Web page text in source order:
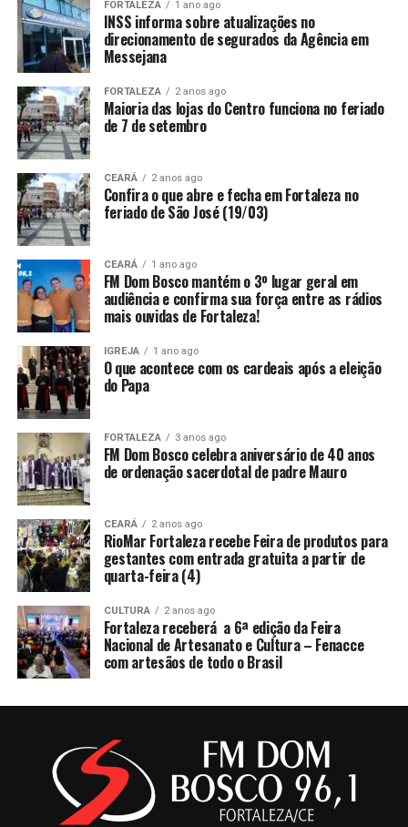
FORTALEZA 1 ano ago
INSS informa sobre atualizações no
direcionamento de segurados da Agência em
Messejana
FORTALEZA 2 anos ago
Maioria das lojas do Centro funciona no feriado
de 7 de setembro
CEARÁ 2 anos ago
Confira o que abre e fecha em Fortaleza no
feriado de São José (19/03)
CEARÁ 1 ano ago
FM Dom Bosco mantém o 3º lugar geral em
audiência e confirma sua força entre as rádios
mais ouvidas de Fortaleza!
IGREJA 1 ano ago
O que acontece com os cardeais após a eleição
do Papa
FORTALEZA 3 anos ago
FM Dom Bosco celebra aniversário de 40 anos
de ordenação sacerdotal de padre Mauro
CEARÁ 2 anos ago
RioMar Fortaleza recebe Feira de produtos para
gestantes com entrada gratuita a partir de
quarta-feira (4)
CULTURA 2 anos ago
Fortaleza receberá a 6ª edição da Feira
Nacional de Artesanato e Cultura – Fenacce
com artesãos de todo o Brasil